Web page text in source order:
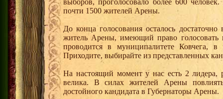
почти 1500 жителей Арены.
До конца голосования осталось
житель Арены, имеющий право голосовать
проводится в муниципалитете Ковчега,
Приходите, выбирайте из представленных
На настоящий момент у нас есть 2
велика. В силах жителей Арены
достойного кандидата в Губернаторы Арены.